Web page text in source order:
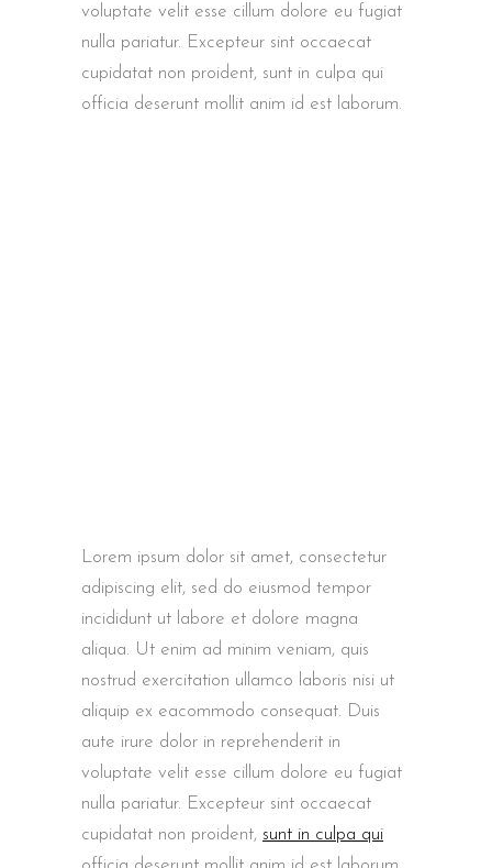
voluptate velit esse cillum dolore eu fugiat
nulla pariatur. Excepteur sint occaecat
cupidatat non proident, sunt in culpa qui
officia deserunt mollit anim id est laborum.
Lorem ipsum dolor sit amet, consectetur
adipiscing elit, sed do eiusmod tempor
incididunt ut labore et dolore magna
aliqua. Ut enim ad minim veniam, quis
nostrud exercitation ullamco laboris nisi ut
aliquip ex eacommodo consequat. Duis
aute irure dolor in reprehenderit in
voluptate velit esse cillum dolore eu fugiat
nulla pariatur. Excepteur sint occaecat
cupidatat non proident, sunt in culpa qui